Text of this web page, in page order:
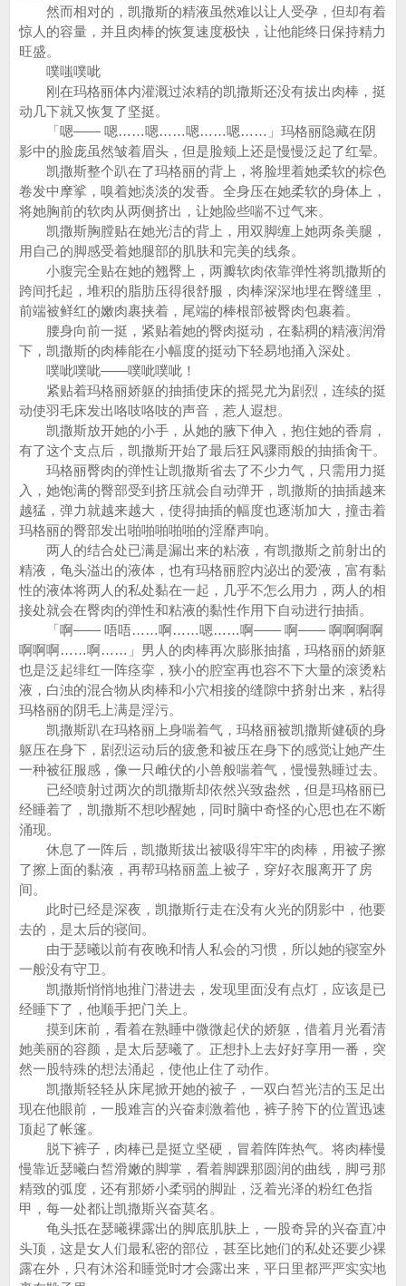
然而相对的，凯撒斯的精液虽然难以让人受孕，但却有着
惊人的容量，并且肉棒的恢复速度极快，让他能终日保持精力
旺盛。
噗嗤噗呲
刚在玛格丽体内灌溉过浓精的凯撒斯还没有拔出肉棒，挺
动几下就又恢复了坚挺。
「嗯—— 嗯……嗯……嗯……嗯……」玛格丽隐藏在阴
影中的脸庞虽然皱着眉头，但是脸颊上还是慢慢泛起了红晕。
凯撒斯整个趴在了玛格丽的背上，将脸埋着她柔软的棕色
卷发中摩挲，嗅着她淡淡的发香。全身压在她柔软的身体上，
将她胸前的软肉从两侧挤出，让她险些喘不过气来。
凯撒斯胸膛贴在她光洁的背上，用双脚缠上她两条美腿，
用自己的脚感受着她腿部的肌肤和完美的线条。
小腹完全贴在她的翘臀上，两瓣软肉依靠弹性将凯撒斯的
跨间托起，堆积的脂肪压得很舒服，肉棒深深地埋在臀缝里，
前端被鲜红的嫩肉裹挟着，尾端的棒根部被臀肉包裹着。
腰身向前一挺，紧贴着她的臀肉挺动，在黏稠的精液润滑
下，凯撒斯的肉棒能在小幅度的挺动下轻易地捅入深处。
噗呲噗呲——噗呲噗呲！
紧贴着玛格丽娇躯的抽插使床的摇晃尤为剧烈，连续的挺
动使羽毛床发出咯吱咯吱的声音，惹人遐想。
凯撒斯放开她的小手，从她的腋下伸入，抱住她的香肩，
有了这个支点后，凯撒斯开始了最后狂风骤雨般的抽插肏干。
玛格丽臀肉的弹性让凯撒斯省去了不少力气，只需用力挺
入，她饱满的臀部受到挤压就会自动弹开，凯撒斯的抽插越来
越猛，弹力就越来越大，使得抽插的幅度也逐渐加大，撞击着
玛格丽的臀部发出啪啪啪啪啪的淫靡声响。
两人的结合处已满是漏出来的粘液，有凯撒斯之前射出的
精液，龟头溢出的液体，也有玛格丽腔内泌出的爱液，富有黏
性的液体将两人的私处黏在一起，几乎不怎么用力，两人的相
接处就会在臀肉的弹性和粘液的黏性作用下自动进行抽插。
「啊—— 唔唔……啊……嗯……啊—— 啊—— 啊啊啊啊
啊啊啊……啊……」男人的肉棒再次膨胀抽搐，玛格丽的娇躯
也是泛起绯红一阵痉挛，狭小的腔室再也容不下大量的滚烫粘
液，白浊的混合物从肉棒和小穴相接的缝隙中挤射出来，粘得
玛格丽的阴毛上满是淫污。
凯撒斯趴在玛格丽上身喘着气，玛格丽被凯撒斯健硕的身
躯压在身下，剧烈运动后的疲惫和被压在身下的感觉让她产生
一种被征服感，像一只雌伏的小兽般喘着气，慢慢熟睡过去。
已经喷射过两次的凯撒斯却依然兴致盎然，但是玛格丽已
经睡着了，凯撒斯不想吵醒她，同时脑中奇怪的心思也在不断
涌现。
休息了一阵后，凯撒斯拔出被吸得牢牢的肉棒，用被子擦
了擦上面的黏液，再帮玛格丽盖上被子，穿好衣服离开了房
间。
此时已经是深夜，凯撒斯行走在没有火光的阴影中，他要
去的，是太后的寝间。
由于瑟曦以前有夜晚和情人私会的习惯，所以她的寝室外
一般没有守卫。
凯撒斯悄悄地推门潜进去，发现里面没有点灯，应该是已
经睡下了，他顺手把门关上。
摸到床前，看着在熟睡中微微起伏的娇躯，借着月光看清
她美丽的容颜，是太后瑟曦了。正想扑上去好好享用一番，突
然一股特殊的想法涌起，使他止住了动作。
凯撒斯轻轻从床尾掀开她的被子，一双白皙光洁的玉足出
现在他眼前，一股难言的兴奋刺激着他，裤子胯下的位置迅速
顶起了帐篷。
脱下裤子，肉棒已是挺立坚硬，冒着阵阵热气。将肉棒慢
慢靠近瑟曦白皙滑嫩的脚掌，看着脚踝那圆润的曲线，脚弓那
精致的弧度，还有那娇小柔弱的脚趾，泛着光泽的粉红色指
甲，每一处都让凯撒斯兴奋莫名。
龟头抵在瑟曦裸露出的脚底肌肤上，一股奇异的兴奋直冲
头顶，这是女人们最私密的部位，甚至比她们的私处还要少裸
露在外，只有沐浴和睡觉时才会露出来，平日里都严严实实地